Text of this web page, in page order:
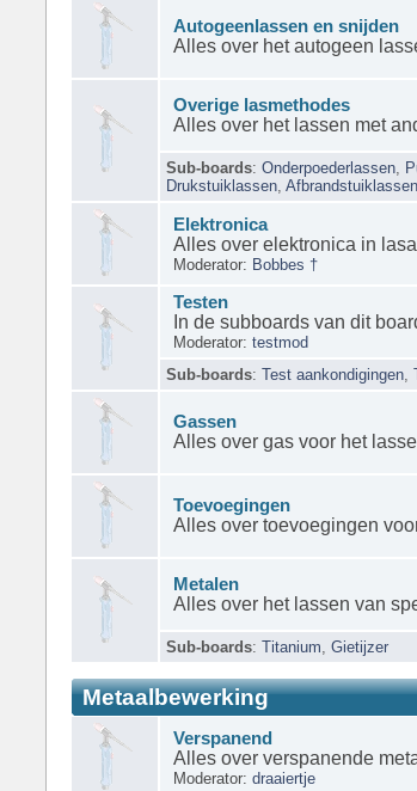
Autogeenlassen en snijden
Alles over het autogeen
Overige lasmethodes
Alles over het lassen met
Sub-boards: Onderpoederlassen
Drukstuiklassen Afbrandstuiklassen
Elektronica
Alles over elektronica in
Moderator: Bobbes †
Testen
In de subboards van dit
Moderator:testmod
Sub-boards: Test aankondigingen
Gassen
Alles over gas voor het
Toevoegingen
Alles over toevoegingen
Metalen
Alles over het lassen van
Sub-boards: Titanium Gietijzer
Metaalbewerking
Verspanend
Alles over verspanende
Moderator:draaiertje